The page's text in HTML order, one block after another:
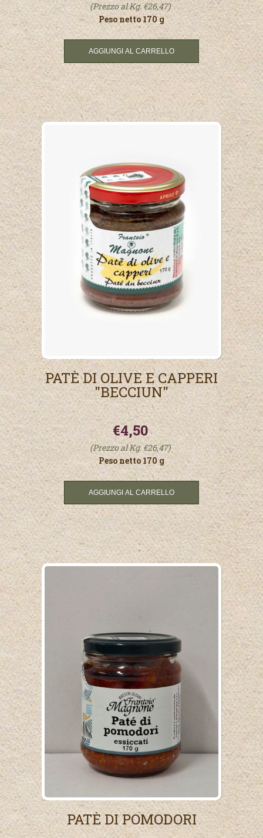
(Prezzo al Kg. €26,47)
Peso netto 170 g
PATÈ DI OLIVE E CAPPERI
"BECCIUN"
€4,50
(Prezzo al Kg. €26,47)
Peso netto 170 g
PATÈ DI POMODORI